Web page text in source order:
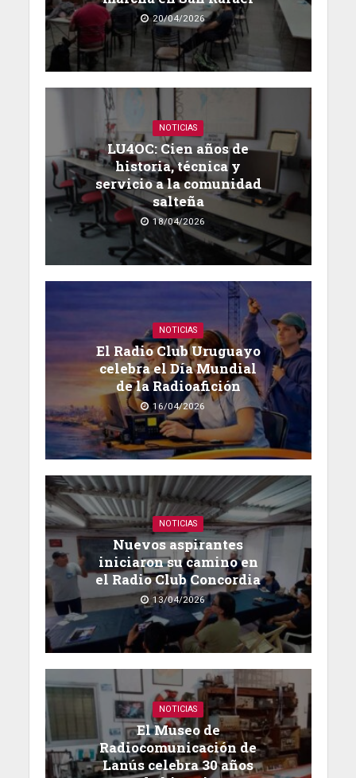
20/04/2026
NOTICIAS
LU4OC: Cien años de
historia, técnica y
servicio a la comunidad
salteña
18/04/2026
NOTICIAS
El Radio Club Uruguayo
celebra el Día Mundial
de la Radioafición
16/04/2026
NOTICIAS
Nuevos aspirantes
iniciaron su camino en
el Radio Club Concordia
13/04/2026
NOTICIAS
El Museo de
Radiocomunicación de
Lanús celebra 30 años